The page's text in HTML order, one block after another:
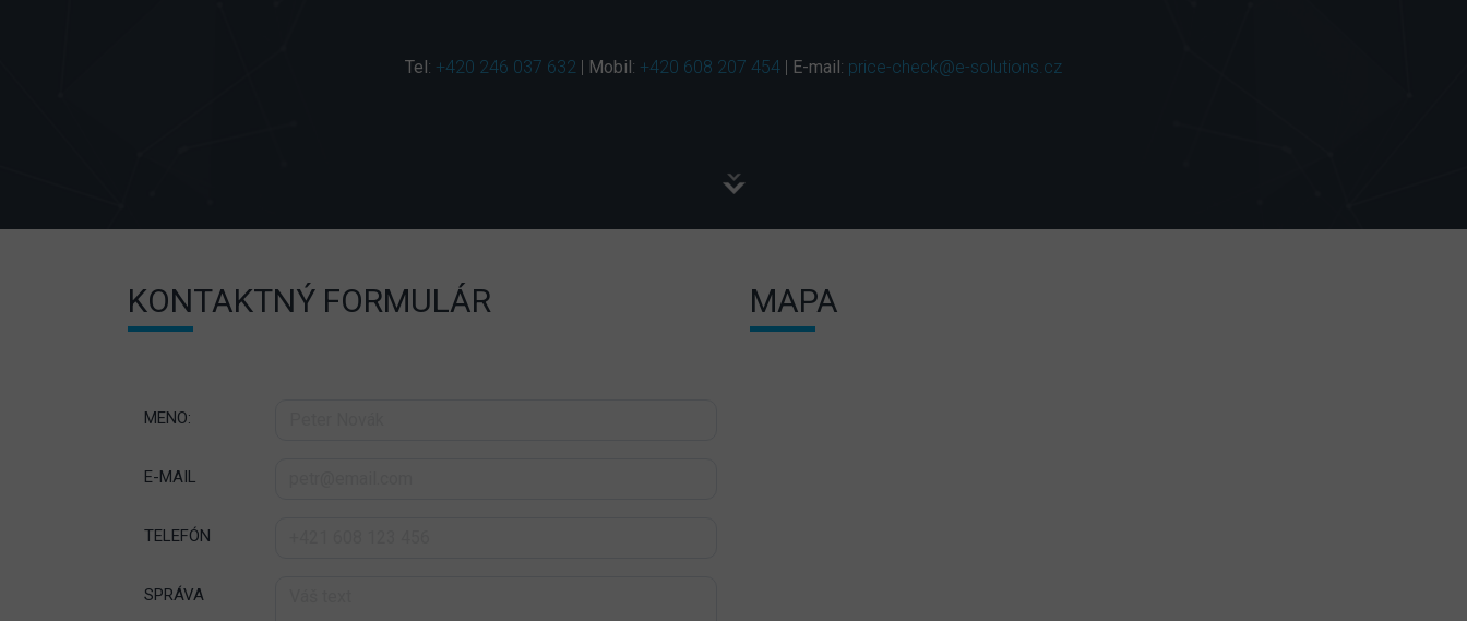
Tel: +420 246 037 632 | Mobil: +420 608 207 454 | E-mail: price-check@e-solutions.cz
KONTAKTNÝ FORMULÁR
MENO:
E-MAIL
TELEFÓN
SPRÁVA
MAPA